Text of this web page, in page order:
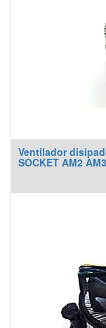
Ventilador
SOCKET AM2